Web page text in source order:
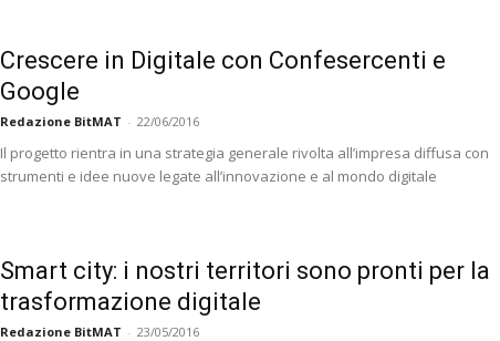
Crescere in Digitale con Confesercenti e
Google
Redazione BitMAT - 22/06/2016
Il progetto rientra in una strategia generale rivolta all’impresa diffusa con
strumenti e idee nuove legate all’innovazione e al mondo digitale
Smart city: i nostri territori sono pronti per la
trasformazione digitale
Redazione BitMAT - 23/05/2016